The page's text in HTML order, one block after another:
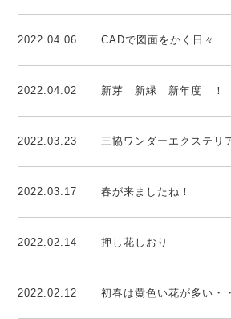
2022.04.06 CADで図面をかく日々
2022.04.02 新芽 新緑 新年度 ！
2022.03.23 三協ワンダーエクステリ
2022.03.17 春が来ましたね！
2022.02.14 押し花しおり
2022.02.12 初春は黄色い花が多い・